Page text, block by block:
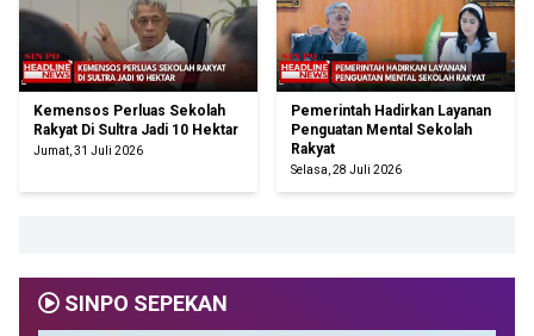
Kemensos Perluas Sekolah
Rakyat Di Sultra Jadi 10 Hektar
Jumat, 31 Juli 2026
Pemerintah Hadirkan Layanan
Penguatan Mental Sekolah
Rakyat
Selasa, 28 Juli 2026
SINPO SEPEKAN